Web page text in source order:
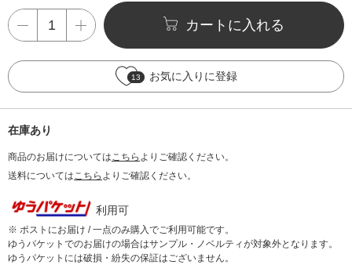
カートに入れる
13 お気に入りに登録
在庫あり
商品のお届けについてはこちら よりご確認ください。
送料についてはこちら よりご確認ください。
利用可
※ ポストにお届け / 一点のみ購入でご利用可能です。
ゆうパケットでのお届けの場合はサンプル・ノベルティが対象外となります。
ゆうパケットには破損・紛失の保証はございません。